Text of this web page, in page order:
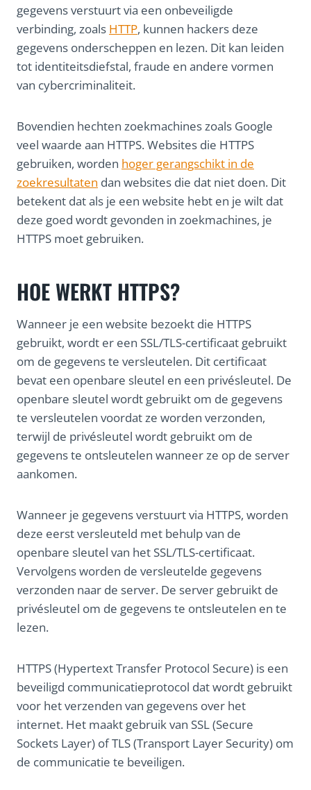
gegevens verstuurt via een onbeveiligde
verbinding, zoals HTTP, kunnen hackers deze
gegevens onderscheppen en lezen. Dit kan leiden
tot identiteitsdiefstal, fraude en andere vormen
van cybercriminaliteit.
Bovendien hechten zoekmachines zoals Google
veel waarde aan HTTPS. Websites die HTTPS
gebruiken, worden hoger gerangschikt in de
zoekresultaten dan websites die dat niet doen. Dit
betekent dat als je een website hebt en je wilt dat
deze goed wordt gevonden in zoekmachines, je
HTTPS moet gebruiken.
HOE WERKT HTTPS?
Wanneer je een website bezoekt die HTTPS
gebruikt, wordt er een SSL/TLS-certificaat gebruikt
om de gegevens te versleutelen. Dit certificaat
bevat een openbare sleutel en een privésleutel. De
openbare sleutel wordt gebruikt om de gegevens
te versleutelen voordat ze worden verzonden,
terwijl de privésleutel wordt gebruikt om de
gegevens te ontsleutelen wanneer ze op de server
aankomen.
Wanneer je gegevens verstuurt via HTTPS, worden
deze eerst versleuteld met behulp van de
openbare sleutel van het SSL/TLS-certificaat.
Vervolgens worden de versleutelde gegevens
verzonden naar de server. De server gebruikt de
privésleutel om de gegevens te ontsleutelen en te
lezen.
HTTPS (Hypertext Transfer Protocol Secure) is een
beveiligd communicatieprotocol dat wordt gebruikt
voor het verzenden van gegevens over het
internet. Het maakt gebruik van SSL (Secure
Sockets Layer) of TLS (Transport Layer Security) om
de communicatie te beveiligen.